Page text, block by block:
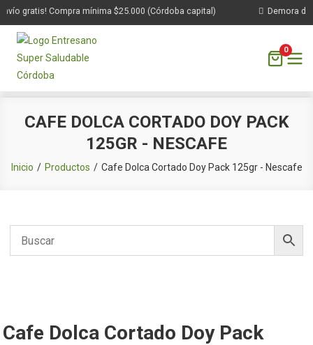
gratis! Compra mínima $25.000 (Córdoba capital) Demora de
0
CAFE DOLCA CORTADO DOY PACK
125GR - NESCAFE
Inicio Productos Cafe Dolca Cortado Doy Pack 125gr - Nescafe
Cafe Dolca Cortado Doy Pack